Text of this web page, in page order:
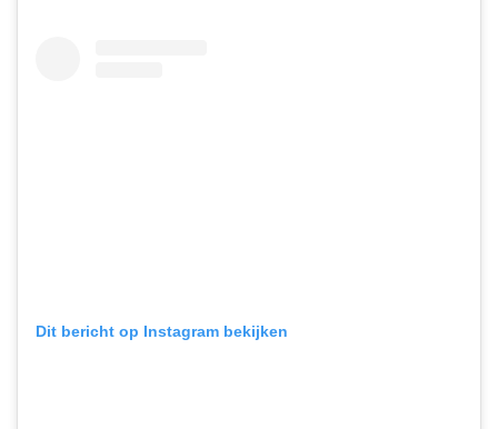
Dit bericht op Instagram bekijken